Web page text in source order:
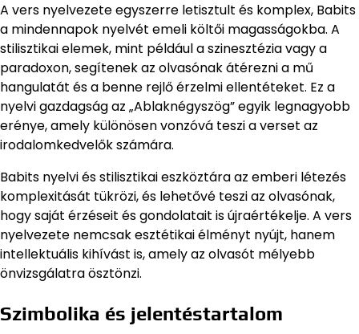
A vers nyelvezete egyszerre letisztult és komplex, Babits
a mindennapok nyelvét emeli költői magasságokba. A
stilisztikai elemek, mint például a szinesztézia vagy a
paradoxon, segítenek az olvasónak átérezni a mű
hangulatát és a benne rejlő érzelmi ellentéteket. Ez a
nyelvi gazdagság az „Ablaknégyszög” egyik legnagyobb
erénye, amely különösen vonzóvá teszi a verset az
irodalomkedvelők számára.
Babits nyelvi és stilisztikai eszköztára az emberi létezés
komplexitását tükrözi, és lehetővé teszi az olvasónak,
hogy saját érzéseit és gondolatait is újraértékelje. A vers
nyelvezete nemcsak esztétikai élményt nyújt, hanem
intellektuális kihívást is, amely az olvasót mélyebb
önvizsgálatra ösztönzi.
Szimbolika és jelentéstartalom